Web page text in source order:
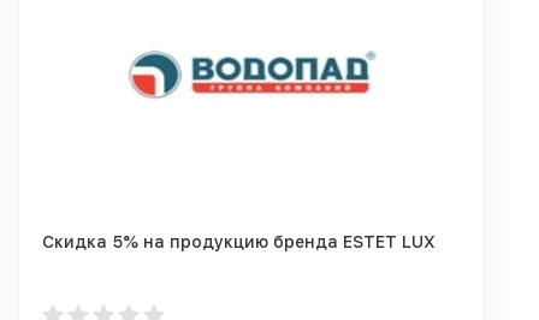
Скидка 5% на продукцию бренда ESTET LUX